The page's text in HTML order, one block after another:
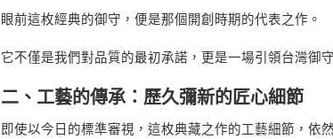
眼前這枚經典的御守，便是那個開創時期的代表之作。
它不僅是我們對品質的最初承諾，更是一場引領台灣御
二、工藝的傳承：歷久彌新的匠心細節
即使以今日的標準審視，這枚典藏之作的工藝細節，依